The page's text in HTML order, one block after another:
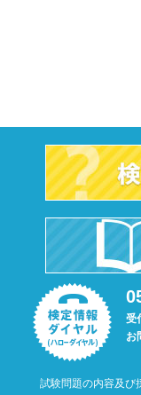
受
お
試験問題の内容及び